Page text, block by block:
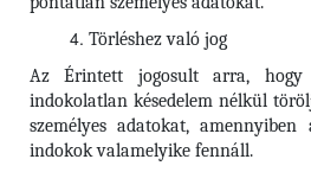
Törléshez való jog
Az Érintett jogosult arra, hogy
indokolatlan késedelem nélkül
személyes adatokat,
indokok valamelyike fennáll.